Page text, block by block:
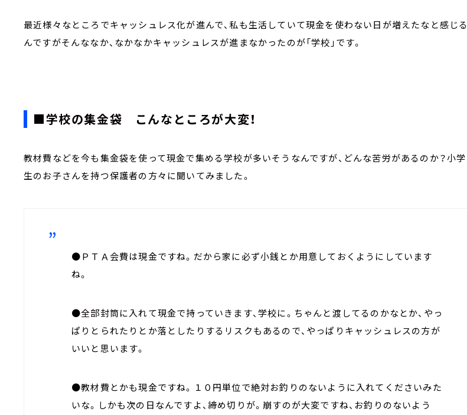
最近様々なところでキャッシュレス化が進んで、私も生活していて現金を使わない日が増えたなと感じる
んですがそんななか、なかなかキャッシュレスが進まなかったのが「学校」です。
■学校の集金袋 こんなところが大変！
教材費などを今も集金袋を使って現金で集める学校が多いそうなんですが、どんな苦労があるのか？小学
生のお子さんを持つ保護者の方々に聞いてみました。
●ＰＴＡ会費は現金ですね。だから家に必ず小銭とか用意しておくようにしています
ね。
●全部封筒に入れて現金で持っていきます、学校に。ちゃんと渡してるのかなとか、やっ
ぱりとられたりとか落としたりするリスクもあるので、やっぱりキャッシュレスの方が
いいと思います。
●教材費とかも現金ですね。１０円単位で絶対お釣りのないように入れてくださいみた
いな。しかも次の日なんですよ、締め切りが。崩すのが大変ですね、お釣りのないよう